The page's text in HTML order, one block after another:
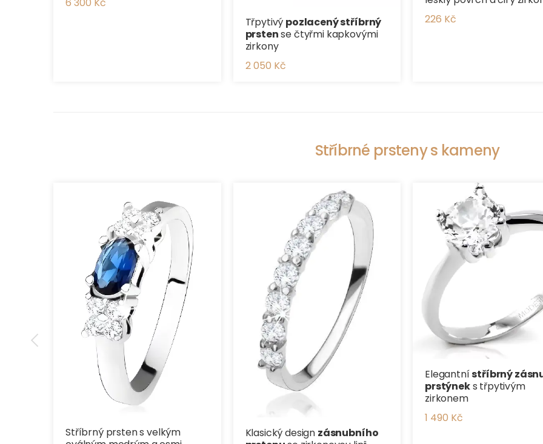
Třpytivý pozlacený stříbrný
prstense čtyřmi kapkovými
zirkony
2 050 Kč
226 Kč
Stříbrné prsteny s kameny
Stříbrný prsten s velkým
Klasický design zásnubního
Elegantnístříbrný
prstýneks třpytivým
zirkonem
1 490 Kč